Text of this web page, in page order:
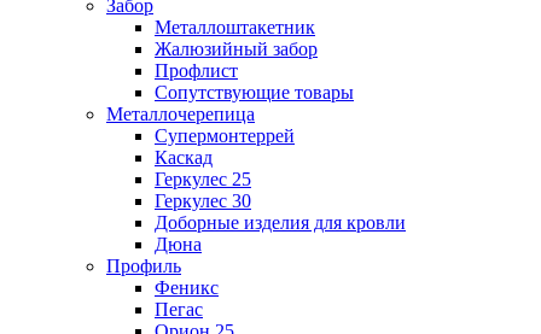
Забор
Металлоштакетник
Жалюзийный забор
Профлист
Сопутствующие товары
Металлочерепица
Супермонтеррей
Каскад
Геркулес 25
Геркулес 30
Доборные изделия для кровли
Дюна
Профиль
Феникс
Пегас